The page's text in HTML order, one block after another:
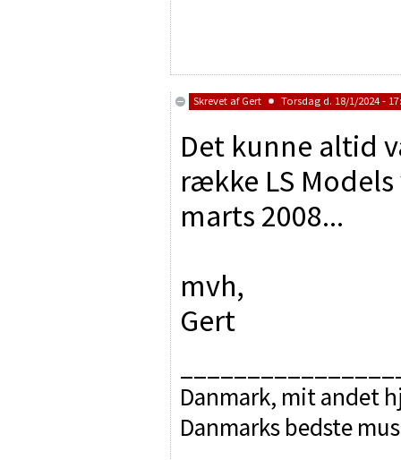
Skrevet af Gert Torsdag d. 18/1/2024 -
Det kunne altid
række LS
marts 2008...
mvh,
Gert
Danmark, mit andet
Danmarks bedste